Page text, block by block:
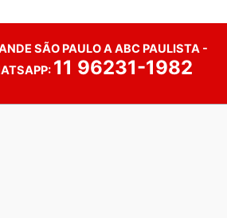
SÃO PAULO A ABC PAULISTA -
11 96231-1982